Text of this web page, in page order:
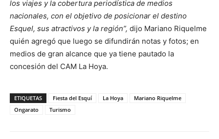
los viajes y la cobertura periodística de medios
nacionales, con el objetivo de posicionar el destino
Esquel, sus atractivos y la región”, dijo Mariano Riquelme
quién agregó que luego se difundirán notas y fotos; en
medios de gran alcance que ya tiene pautado la
concesión del CAM La Hoya.
ETIQUETAS Fiesta del Esquí La Hoya
Mariano Riquelme
Ongarato
Turismo